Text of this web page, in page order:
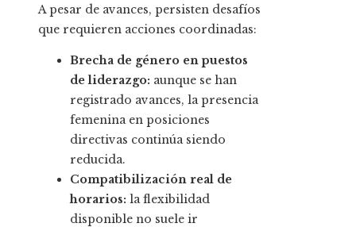
A pesar de avances, persisten desafíos
que requieren acciones coordinadas:
Brecha de género en puestos
de liderazgo: aunque se han
registrado avances, la presencia
femenina en posiciones
directivas continúa siendo
reducida.
Compatibilización real de
horarios: la flexibilidad
disponible no suele ir